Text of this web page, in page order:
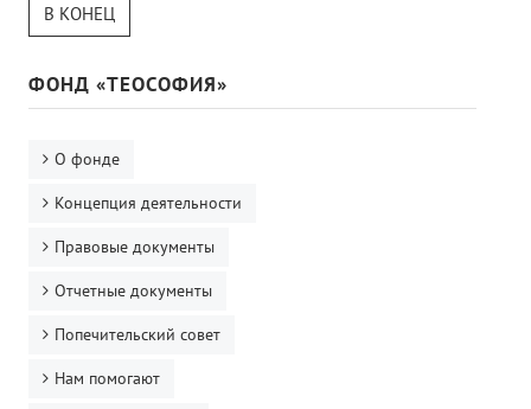
В КОНЕЦ
ФОНД «ТЕОСОФИЯ»
О фонде
Концепция деятельности
Правовые документы
Отчетные документы
Попечительский совет
Нам помогают